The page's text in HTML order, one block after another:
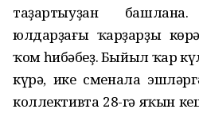
таҙартыуҙан
юлдарҙағы ҡарҙарҙы
ҡом һибәбеҙ. Быйыл ҡар
күрә, ике сменала
коллективта 28-гә яҡын